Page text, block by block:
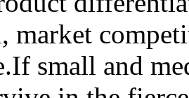
market
small and